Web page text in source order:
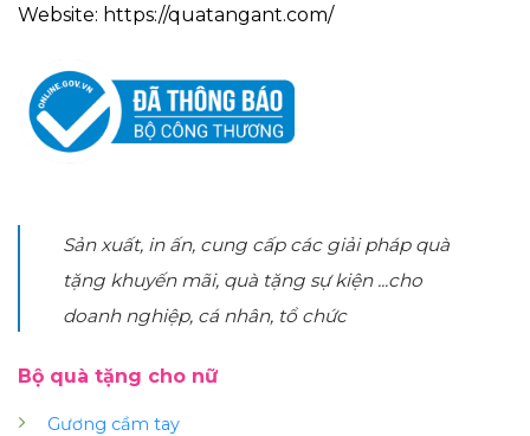
Website: https://quatangant.com/
Sản xuất, in ấn, cung cấp các giải pháp quà
tặng khuyến mãi, quà tặng sự kiện ...cho
doanh nghiệp, cá nhân, tổ chức
Bộ quà tặng cho nữ
Gương cầm tay